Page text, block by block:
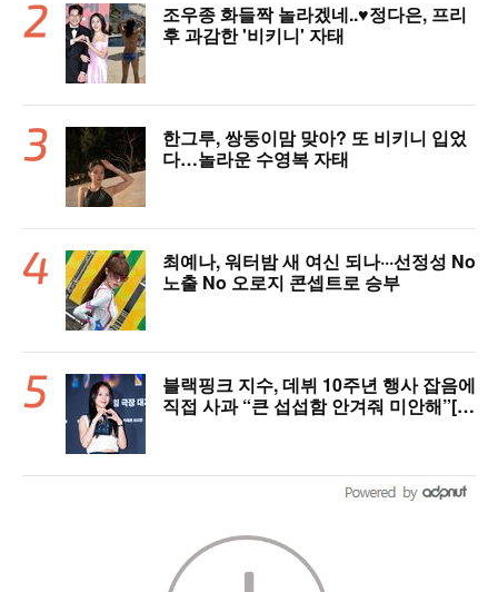
조우종 화들짝 놀라겠네..♥정다은, 프리
후 과감한 '비키니' 자태
한그루, 쌍둥이맘 맞아? 또 비키니 입었
다…놀라운 수영복 자태
최예나, 워터밤 새 여신 되나···선정성 No
노출 No 오로지 콘셉트로 승부
블랙핑크 지수, 데뷔 10주년 행사 잡음에
직접 사과 “큰 섭섭함 안겨줘 미안해”[핫